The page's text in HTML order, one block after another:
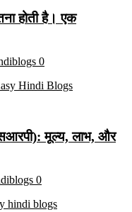
होती है। एक
0
मूल्य, लाभ, और
0